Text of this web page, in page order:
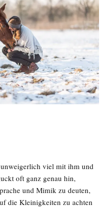
viel mit ihm und
oft ganz genau hin,
und Mimik zu deuten,
die Kleinigkeiten zu achten